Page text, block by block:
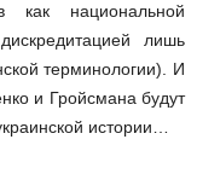
как национальной
лишь
терминологии). И
и Гройсмана будут
истории…